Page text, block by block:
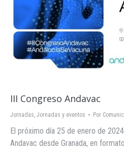
III Congreso Andavac
Jornadas, Jornadas y eventos Por
El próximo día 25 de enero de
Andavac desde Granada, en